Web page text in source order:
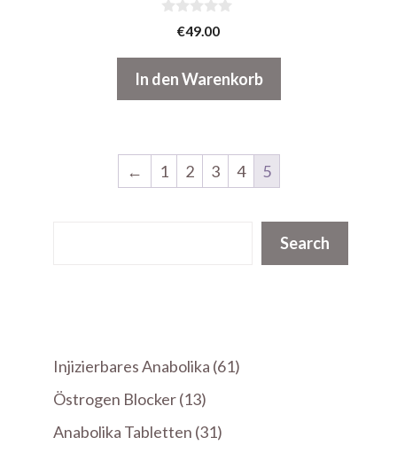
5
€49.00
In den Warenkorb
← 1 2 3 4 5
Search
Injizierbares Anabolika 6161
Östrogen Blocker 1313
Produkte
Anabolika Tabletten 3131